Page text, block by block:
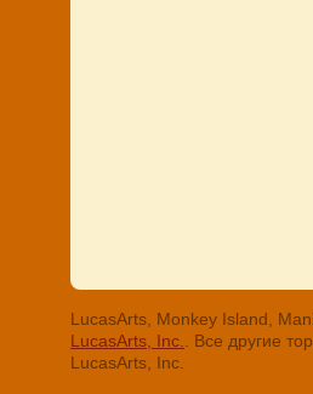
LucasArts, Monkey Island,
LucasArts, Inc.
. Все другие
LucasArts, Inc.